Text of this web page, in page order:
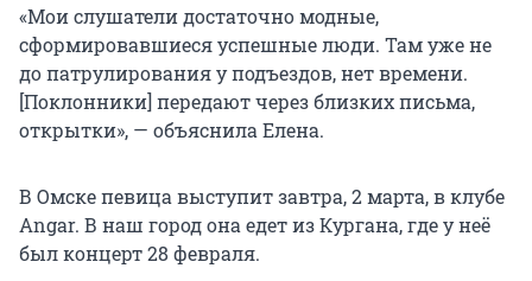
«Мои слушатели достаточно модные,
сформировавшиеся успешные люди. Там уже не
до патрулирования у подъездов, нет времени.
[Поклонники] передают через близких письма,
открытки», — объяснила Елена.
В Омске певица выступит завтра, 2 марта, в клубе
Angar. В наш город она едет из Кургана, где у неё
был концерт 28 февраля.